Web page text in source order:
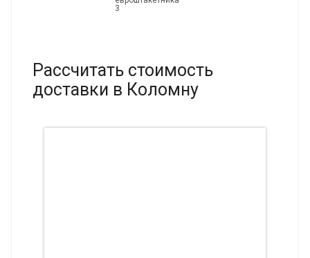
3
Рассчитать стоимость
доставки в Коломну